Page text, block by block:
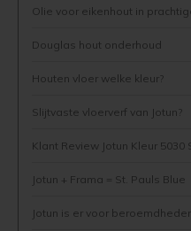
Schutting verven
Eikenhout beitsen
Eikenhout verven
Red Cedar behandelen en de
Olympic Oil Stain 704
Olympic Oil Stain 704 Alternatief
Olie voor eikenhout in
Douglas hout onderhoud
Houten vloer welke kleur?
Slijtvaste vloerverf van Jotun?
Klant Review Jotun Kleur 5030
Jotun + Frama = St. Pauls Blue
Jotun is er voor